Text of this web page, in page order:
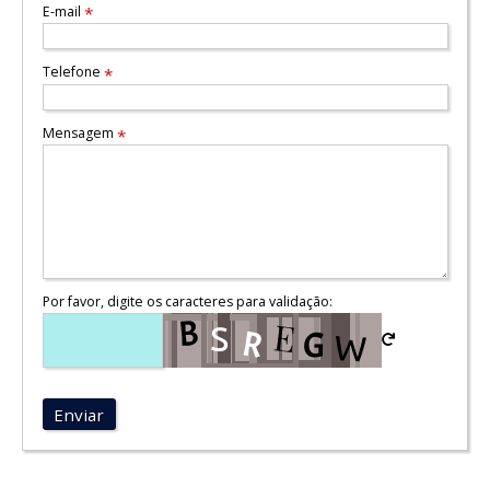
E-mail *
Telefone *
Mensagem *
Por favor, digite os caracteres para validação:
Enviar